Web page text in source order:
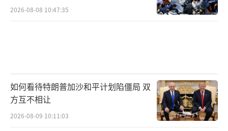
2026-08-08 10:47:35
如何看待特朗普加沙和平计划陷僵局 双
方互不相让
2026-08-09 10:11:03